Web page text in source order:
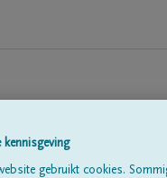
kennisgeving
gebruikt cookies.